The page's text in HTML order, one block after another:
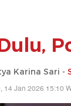
Karina Sari -
14 Jan 2026 15:10